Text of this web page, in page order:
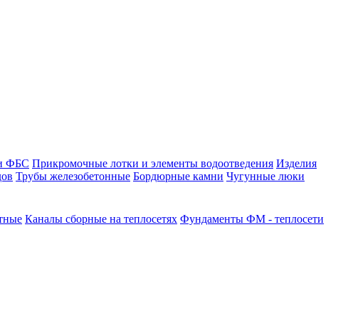
ФБС Прикромочные лотки и элементы водоотведения Изделия
Трубы железобетонные Бордюрные камни Чугунные люки
Каналы сборные на теплосетях Фундаменты ФМ - теплосети